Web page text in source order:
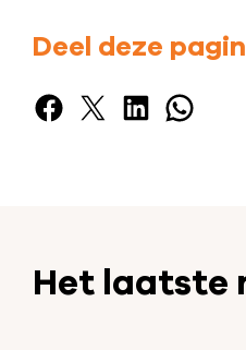
Deel deze
Facebook X LinkedIn WhatsApp
Het laatste